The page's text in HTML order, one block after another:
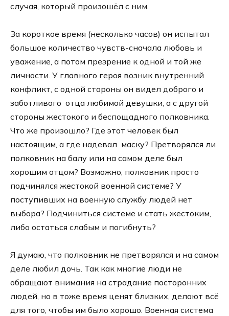
случая, который произошёл с ним.
За короткое время (несколько часов) он испытал
большое количество чувств-сначала любовь и
уважение, а потом презрение к одной и той же
личности. У главного героя возник внутренний
конфликт, с одной стороны он видел доброго и
заботливого отца любимой девушки, а с другой
стороны жестокого и беспощадного полковника.
Что же произошло? Где этот человек был
настоящим, а где надевал маску? Претворялся ли
полковник на балу или на самом деле был
хорошим отцом? Возможно, полковник просто
подчинялся жестокой военной системе? У
поступивших на военную службу людей нет
выбора? Подчиниться системе и стать жестоким,
либо остаться слабым и погибнуть?
Я думаю, что полковник не претворялся и на самом
деле любил дочь. Так как многие люди не
обращают внимания на страдание посторонних
людей, но в тоже время ценят близких, делают всё
для того, чтобы им было хорошо. Военная система